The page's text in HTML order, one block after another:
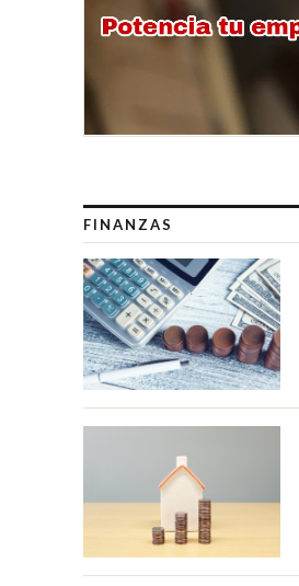
FINANZAS